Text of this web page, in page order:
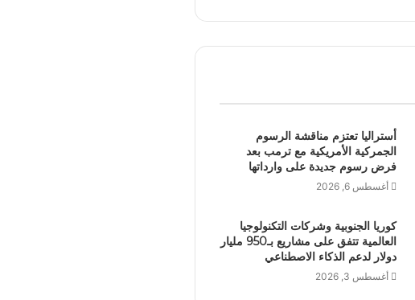
أستراليا تعتزم مناقشة الرسوم
الجمركية الأمريكية مع ترمب بعد
فرض رسوم جديدة على وارداتها
أغسطس 6, 2026
كوريا الجنوبية وشركات التكنولوجيا
العالمية تتفق على مشاريع بـ950 مليار
دولار لدعم الذكاء الاصطناعي
أغسطس 3, 2026